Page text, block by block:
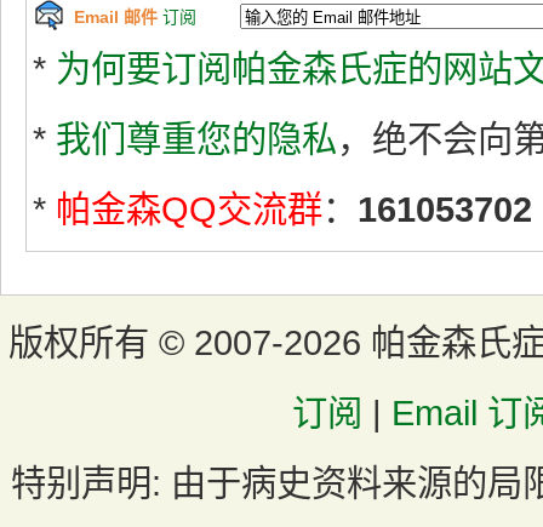
Email 邮件 订阅
* 为何要订阅帕金森氏症的网站
* 我们尊重您的隐私，绝不会向
* 帕金森QQ交流群： 161053702
版权所有 © 2007-2026 帕金森氏
订阅 | Email 订
特别声明: 由于病史资料来源的局